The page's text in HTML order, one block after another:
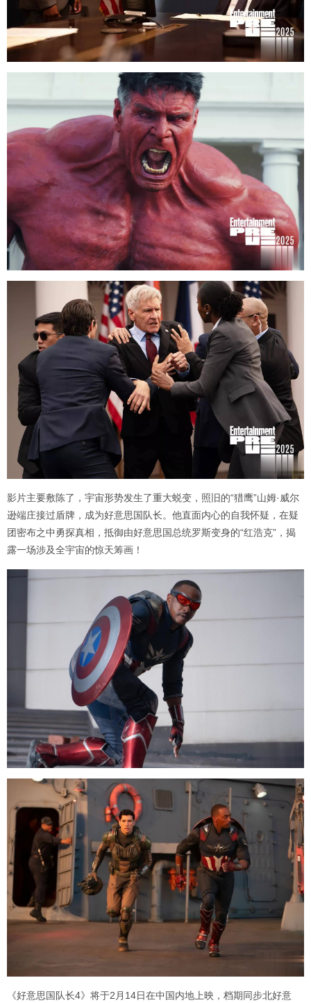
影片主要敷陈了，宇宙形势发生了重大蜕变，照旧的“猎鹰”山姆·威尔
逊端庄接过盾牌，成为好意思国队长。他直面内心的自我怀疑，在疑
团密布之中勇探真相，抵御由好意思国总统罗斯变身的“红浩克”，揭
露一场涉及全宇宙的惊天筹画！
《好意思国队长4》将于2月14日在中国内地上映，档期同步北好意